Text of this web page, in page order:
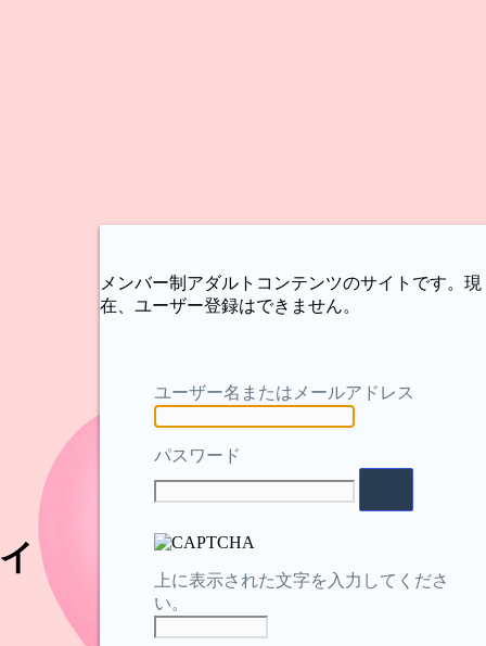
メンバー制アダルトコンテンツのサイトです。現
在、ユーザー登録はできません。
ユーザー名またはメールアドレス
パスワード
上に表示された文字を入力してくださ
い。